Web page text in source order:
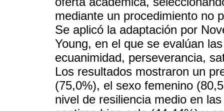
mediante un procedimiento no
Se aplicó la adaptación por
Young, en el que se evalúan
ecuanimidad, perseverancia,
Los resultados mostraron un
(75,0%), el sexo femenino
nivel de resiliencia medio en